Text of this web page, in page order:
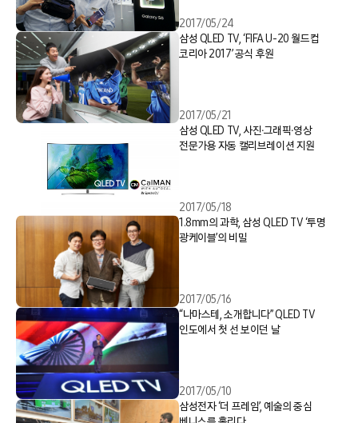
2017/05/24
삼성 QLED TV, ‘FIFA U-20 월드컵
코리아 2017’ 공식 후원
2017/05/21
삼성 QLED TV, 사진∙그래픽∙영상
전문가용 자동 캘리브레이션 지원
2017/05/18
1.8mm의 과학, 삼성 QLED TV ‘투명
광케이블’의 비밀
2017/05/16
“나마스테, 소개합니다” QLED TV
인도에서 첫 선 보이던 날
2017/05/10
삼성전자 ‘더 프레임’, 예술의 중심